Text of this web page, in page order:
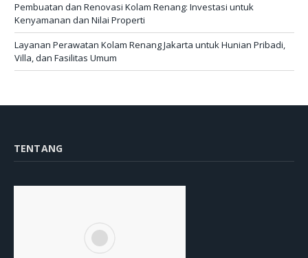
Pembuatan dan Renovasi Kolam Renang: Investasi untuk
Kenyamanan dan Nilai Properti
Layanan Perawatan Kolam Renang Jakarta untuk Hunian Pribadi,
Villa, dan Fasilitas Umum
TENTANG